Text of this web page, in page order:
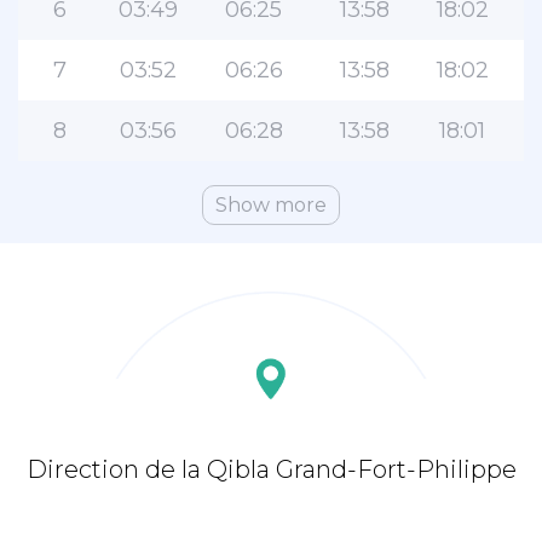
6 03:49 06:25 13:58 18:02
7 03:52 06:26 13:58 18:02
8 03:56 06:28 13:58 18:01
Show more
Direction de la Qibla Grand-Fort-Philippe